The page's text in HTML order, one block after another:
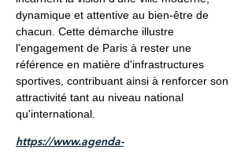
dynamique et attentive au bien-être de
chacun. Cette démarche illustre
l'engagement de Paris à rester une
référence en matière d'infrastructures
sportives, contribuant ainsi à renforcer son
attractivité tant au niveau national
qu'international.
https://www.agenda-